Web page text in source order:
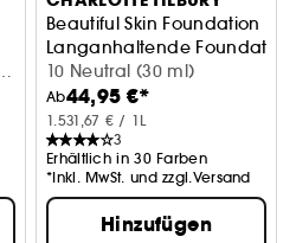
Beautiful Skin Foundation
Langanhaltende
10 Neutral (30 ml)
Ab44,95 €*
1.531,67 € / 1L
3
Erhältlich in 30 Farben
*Inkl. MwSt. und zzgl.Versand
Hinzufügen